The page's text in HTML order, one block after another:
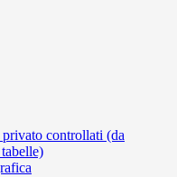
controllati (da